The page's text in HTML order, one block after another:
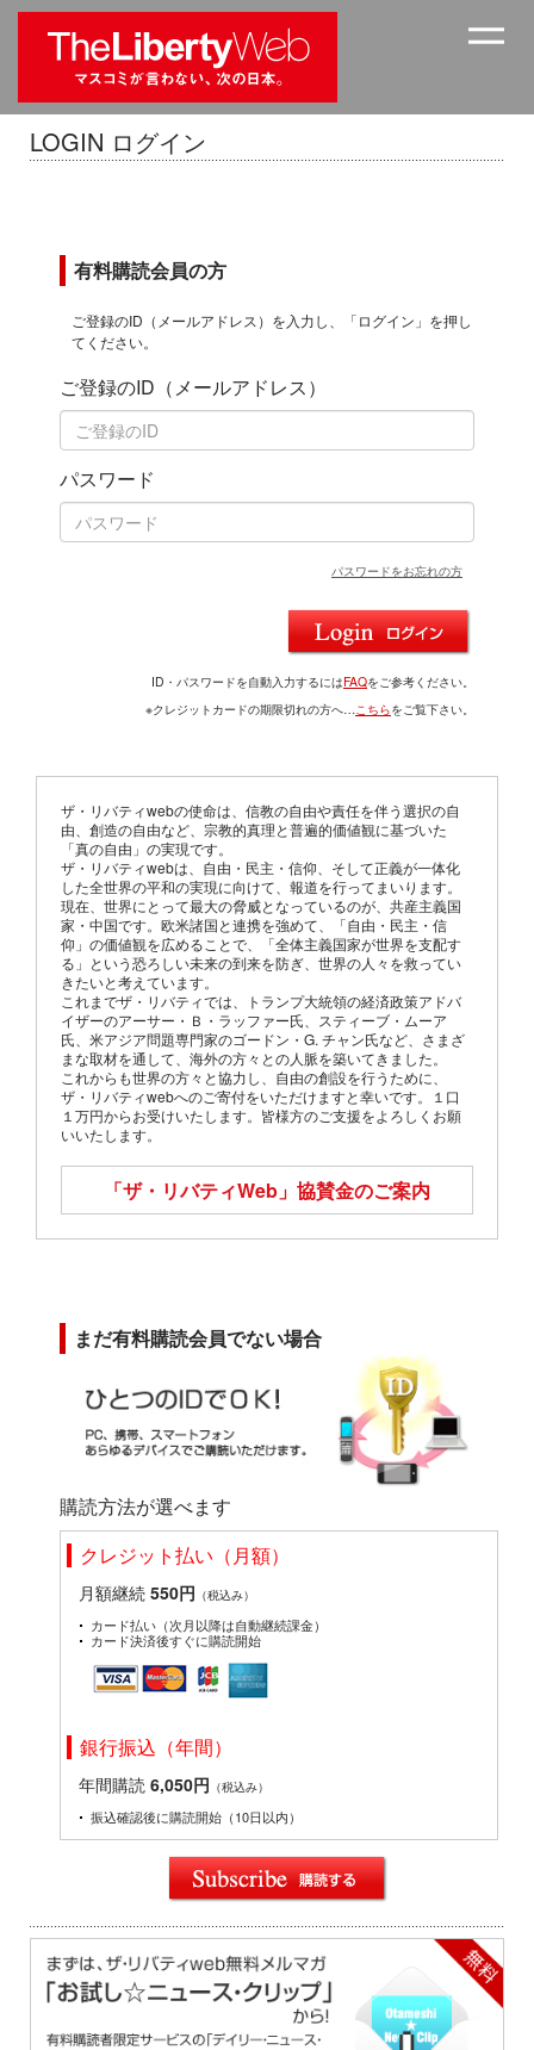
LOGIN ログイン
有料購読会員の方
ご登録のID（メールアドレス）を入力し、「ログイン」を押し
てください。
ご登録のID（メールアドレス）
パスワード
パスワードをお忘れの方
ID・パスワードを自動入力するにはFAQをご参考ください。
※クレジットカードの期限切れの方へ…こちらをご覧下さい。
ザ・リバティwebの使命は、信教の自由や責任を伴う選択の自
由、創造の自由など、宗教的真理と普遍的価値観に基づいた
「真の自由」の実現です。
ザ・リバティwebは、自由・民主・信仰、そして正義が一体化
した全世界の平和の実現に向けて、報道を行ってまいります。
現在、世界にとって最大の脅威となっているのが、共産主義国
家・中国です。欧米諸国と連携を強めて、「自由・民主・信
仰」の価値観を広めることで、「全体主義国家が世界を支配す
る」という恐ろしい未来の到来を防ぎ、世界の人々を救ってい
きたいと考えています。
これまでザ・リバティでは、トランプ大統領の経済政策アドバ
イザーのアーサー・Ｂ・ラッファー氏、スティーブ・ムーア
氏、米アジア問題専門家のゴードン・G. チャン氏など、さまざ
まな取材を通して、海外の方々との人脈を築いてきました。
これからも世界の方々と協力し、自由の創設を行うために、
ザ・リバティwebへのご寄付をいただけますと幸いです。１口
１万円からお受けいたします。皆様方のご支援をよろしくお願
いいたします。
「ザ・リバティWeb」 協賛金のご案内
まだ有料購読会員でない場合
購読方法が選べます
クレジット払い（月額）
月額継続 550円 （税込み）
カード払い（次月以降は自動継続課金）
カード決済後すぐに購読開始
銀行振込（年間）
年間購読 6,050円 （税込み）
振込確認後に購読開始（10日以内）